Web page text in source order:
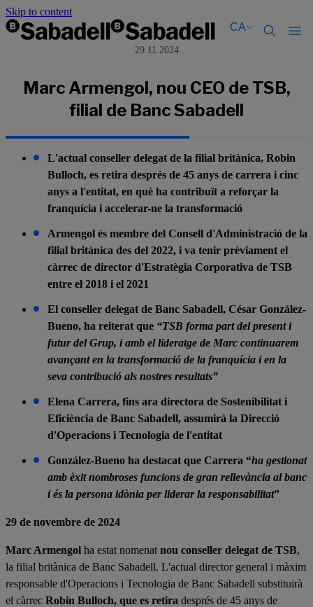
Skip to content
CA
English
Español
English
Español
29.11.2024
Marc Armengol, nou CEO de TSB,
filial de Banc Sabadell
L'actual conseller delegat de la filial britànica, Robin
Bulloch, es retira després de 45 anys de carrera i cinc
anys a l'entitat, en què ha contribuït a reforçar la
franquícia i accelerar-ne la transformació
Armengol és membre del Consell d'Administració de la
filial britànica des del 2022, i va tenir prèviament el
càrrec de director d'Estratègia Corporativa de TSB
entre el 2018 i el 2021
El conseller delegat de Banc Sabadell, César González-
Bueno, ha reiterat que “TSB forma part del present i
futur del Grup, i amb el lideratge de Marc continuarem
avançant en la transformació de la franquícia i en la
seva contribució als nostres resultats”
Elena Carrera, fins ara directora de Sostenibilitat i
Eficiència de Banc Sabadell, assumirà la Direcció
d'Operacions i Tecnologia de l'entitat
González-Bueno ha destacat que Carrera “ha gestionat
amb èxit nombroses funcions de gran rellevància al banc
i és la persona idònia per liderar la responsabilitat”
29 de novembre de 2024
Marc Armengol ha estat nomenat nou conseller delegat de TSB,
la filial britànica de Banc Sabadell. L'actual director general i màxim
responsable d'Operacions i Tecnologia de Banc Sabadell substituirà
el càrrec Robin Bulloch, que es retira després de 45 anys de